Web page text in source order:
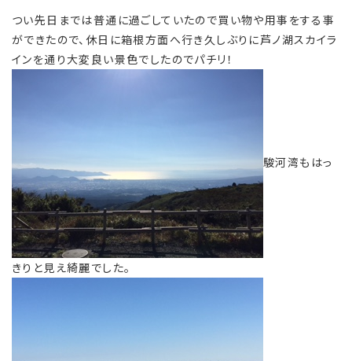
つい先日までは普通に過ごしていたので買い物や用事をする事
ができたので、休日に箱根方面へ行き久しぶりに芦ノ湖スカイラ
インを通り大変良い景色でしたのでパチリ！
駿河湾もはっ
きりと見え綺麗でした。